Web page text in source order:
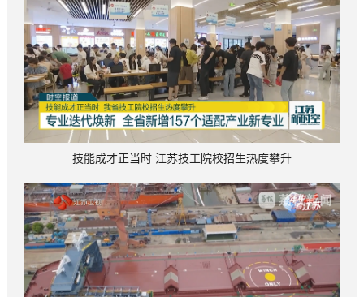
技能成才正当时 江苏技工院校招生热度攀升